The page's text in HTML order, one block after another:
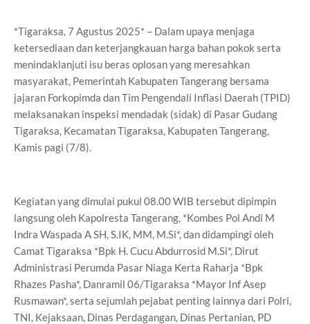
*Tigaraksa, 7 Agustus 2025* – Dalam upaya menjaga
ketersediaan dan keterjangkauan harga bahan pokok serta
menindaklanjuti isu beras oplosan yang meresahkan
masyarakat, Pemerintah Kabupaten Tangerang bersama
jajaran Forkopimda dan Tim Pengendali Inflasi Daerah (TPID)
melaksanakan inspeksi mendadak (sidak) di Pasar Gudang
Tigaraksa, Kecamatan Tigaraksa, Kabupaten Tangerang,
Kamis pagi (7/8).
Kegiatan yang dimulai pukul 08.00 WIB tersebut dipimpin
langsung oleh Kapolresta Tangerang, *Kombes Pol Andi M
Indra Waspada A SH, S.IK, MM, M.Si*, dan didampingi oleh
Camat Tigaraksa *Bpk H. Cucu Abdurrosid M.Si*, Dirut
Administrasi Perumda Pasar Niaga Kerta Raharja *Bpk
Rhazes Pasha*, Danramil 06/Tigaraksa *Mayor Inf Asep
Rusmawan*, serta sejumlah pejabat penting lainnya dari Polri,
TNI, Kejaksaan, Dinas Perdagangan, Dinas Pertanian, PD